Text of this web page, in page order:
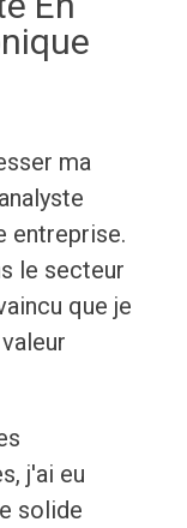
ma
entreprise.
le secteur
que je
j'ai eu
solide